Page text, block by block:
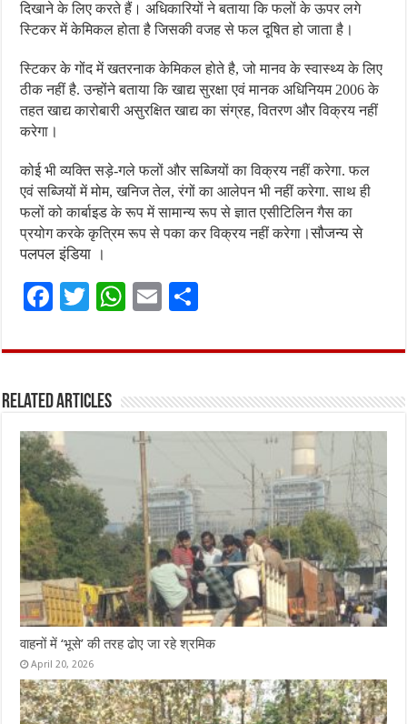
दिखाने के लिए करते हैं। अधिकारियों ने बताया कि फलों के ऊपर लगे
स्टिकर में केमिकल होता है जिसकी वजह से फल दूषित हो जाता है ।
स्टिकर के गोंद में खतरनाक केमिकल होते है, जो मानव के स्वास्थ्य के लिए
ठीक नहीं है. उन्होंने बताया कि खाद्य सुरक्षा एवं मानक अधिनियम 2006 के
तहत खाद्य कारोबारी असुरक्षित खाद्य का संग्रह, वितरण और विक्रय नहीं
करेगा ।
कोई भी व्यक्ति सड़े-गले फलों और सब्जियों का विक्रय नहीं करेगा. फल
एवं सब्जियों में मोम, खनिज तेल, रंगों का आलेपन भी नहीं करेगा. साथ ही
फलों को कार्बाइड के रूप में सामान्य रूप से ज्ञात एसीटिलिन गैस का
प्रयोग करके कृत्रिम रूप से पका कर विक्रय नहीं करेगा ।सौजन्य से
पलपल इंडिया ।
F
ce
o
o
k
T
it
r
W
at
A
p
p
E
ai ar
Related Articles
वाहनों में ‘भूसे’ की तरह ढोए जा रहे श्रमिक
April 20, 2026